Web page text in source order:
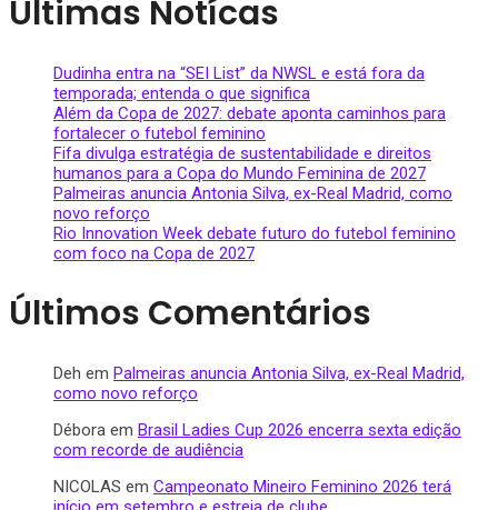
Últimas Notícas
Dudinha entra na “SEI List” da NWSL e está fora da
temporada; entenda o que significa
Além da Copa de 2027: debate aponta caminhos para
fortalecer o futebol feminino
Fifa divulga estratégia de sustentabilidade e direitos
humanos para a Copa do Mundo Feminina de 2027
Palmeiras anuncia Antonia Silva, ex-Real Madrid, como
novo reforço
Rio Innovation Week debate futuro do futebol feminino
com foco na Copa de 2027
Últimos Comentários
Deh em Palmeiras anuncia Antonia Silva, ex-Real Madrid,
como novo reforço
Débora em Brasil Ladies Cup 2026 encerra sexta edição
com recorde de audiência
NICOLAS em Campeonato Mineiro Feminino 2026 terá